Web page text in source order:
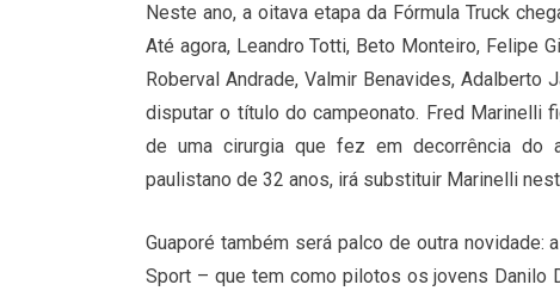
Neste ano, a oitava etapa da Fórmula Truck
Até agora, Leandro Totti, Beto Monteiro, Felipe
Roberval Andrade, Valmir Benavides,
disputar o título do campeonato. Fred Marinelli
de uma cirurgia que fez em decorrência do
paulistano de 32 anos, irá substituir Marinelli
Guaporé também será palco de outra novidade:
Sport – que tem como pilotos os jovens Danilo